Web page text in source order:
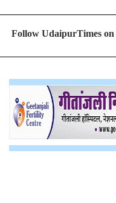
Follow UdaipurTimes on